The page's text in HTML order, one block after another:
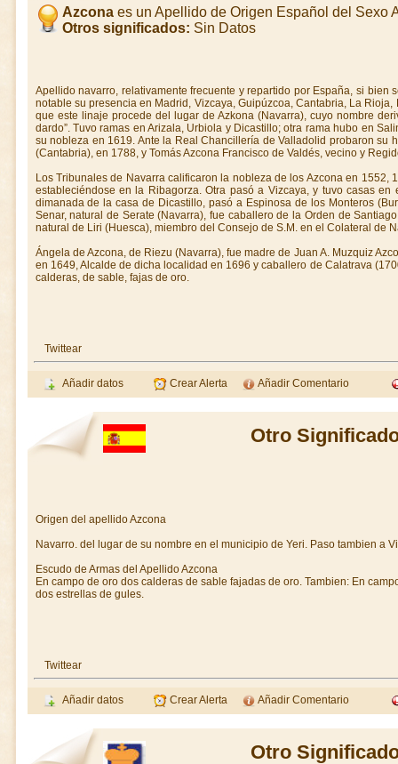
Azconaes un Apellido de Origen Español del Sexo
Otros significados: Sin Datos
Apellido navarro, relativamente frecuente y repartido por España, si bien
notable su presencia en Madrid, Vizcaya, Guipúzcoa, Cantabria, La
que este linaje procede del lugar de Azkona (Navarra), cuyo nombre
dardo”. Tuvo ramas en Arizala, Urbiola y Dicastillo; otra rama hubo en
su nobleza en 1619. Ante la Real Chancillería de Valladolid probaron su
(Cantabria), en 1788, y Tomás Azcona Francisco de Valdés, vecino y
Los Tribunales de Navarra calificaron la nobleza de los Azcona en 1552,
estableciéndose en la Ribagorza. Otra pasó a Vizcaya, y tuvo casas
dimanada de la casa de Dicastillo, pasó a Espinosa de los Monteros
Senar, natural de Serate (Navarra), fue caballero de la Orden de
natural de Liri (Huesca), miembro del Consejo de S.M. en el Colateral de
Ángela de Azcona, de Riezu (Navarra), fue madre de Juan A. Muzquiz
en 1649, Alcalde de dicha localidad en 1696 y caballero de Calatrava
calderas, de sable, fajas de oro.
Twittear
Añadir datos Crear Alerta Añadir Comentario
Otro
Origen del apellido Azcona
Navarro. del lugar de su nombre en el municipio de Yeri. Paso tambien a
Escudo de Armas del Apellido Azcona
En campo de oro dos calderas de sable fajadas de oro. Tambien: En
dos estrellas de gules.
Twittear
Añadir datos Crear Alerta Añadir Comentario
Otro